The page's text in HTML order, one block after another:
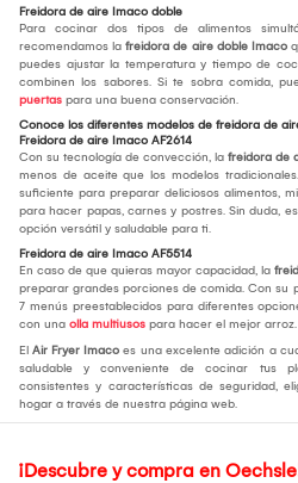
Freidora de aire Imaco doble
Para cocinar dos tipos de alimentos
recomendamos la freidora de aire doble Imaco
puedes ajustar la temperatura y tiempo de
combinen los sabores. Si te sobra comida,
puertas para una buena conservación.
Conoce los diferentes modelos de freidora de
Freidora de aire Imaco AF2614
Con su tecnología de convección, la freidora de
menos de aceite que los modelos
suficiente para preparar deliciosos alimentos,
para hacer papas, carnes y postres. Sin duda,
opción versátil y saludable para ti.
Freidora de aire Imaco AF5514
En caso de que quieras mayor capacidad, la
preparar grandes porciones de comida. Con su
7 menús preestablecidos para diferentes
con una olla multiusos para hacer el mejor arroz.
El Air Fryer Imaco es una excelente adición a
saludable y conveniente de cocinar tus
consistentes y características de seguridad,
hogar a través de nuestra página web.
¡Descubre y compra en